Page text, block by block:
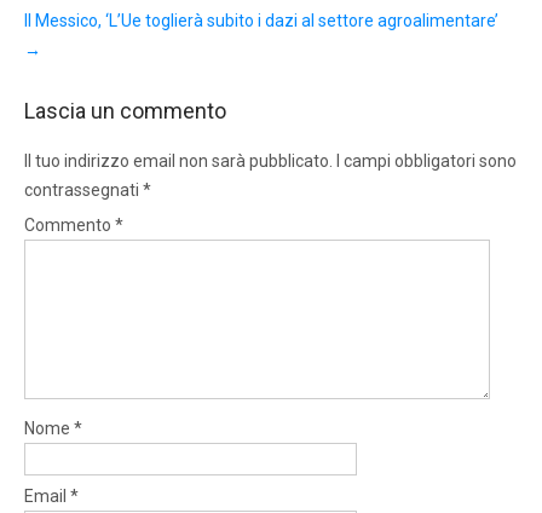
Il Messico, ‘L’Ue toglierà subito i dazi al settore agroalimentare’
→
Lascia un commento
Il tuo indirizzo email non sarà pubblicato.
I campi obbligatori sono
contrassegnati *
Commento *
Nome *
Email *